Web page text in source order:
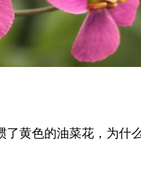
黄色的油菜花，为什